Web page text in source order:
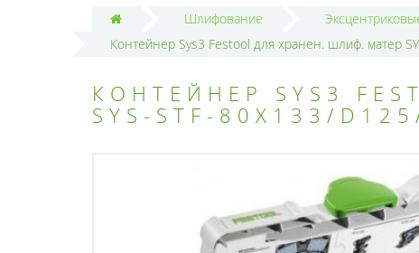
Шлифование
Контейнер Sys3 Festool для хранен. шлиф. матер
КОНТЕЙНЕР SYS3
SYS-STF-80X133/